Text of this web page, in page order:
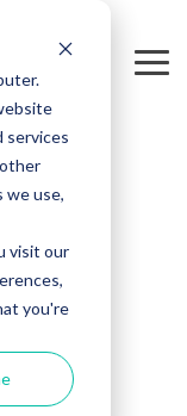
services
we use,
visit our
you're